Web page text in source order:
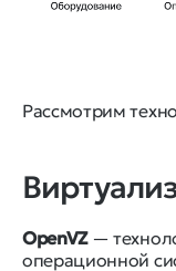
Рассмотрим
OpenVZ—
операционной